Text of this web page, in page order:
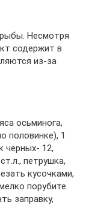
Несмотря
содержит в
из-за
осьминога,
половинке), 1
черных- 12,
петрушка,
кусочками,
порубите.
заправку,